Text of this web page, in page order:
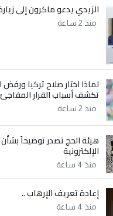
دراستي داخل ...
:
السعودية توافق على
سنويا
جاسم هليل
: نحن اباء الطلاب الأوائل
السيد احمد الصافي
:
مكتب السيد احمد الصافي
حساب على الفيس بوك وتويتر
الزيدي يدعو ماكرون إلى
منذ 2 ساعة
لماذا اختار صلاح تركيا
تكشف أسباب القرار المفاجئ
منذ 2 ساعة
هيئة الحج تصدر توضيحاً
الإلكترونية
منذ 4 ساعة
إعادة تعريف الإرهاب ..
منذ 4 ساعة